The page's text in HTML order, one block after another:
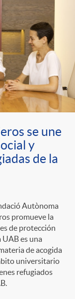
se une
y
de la
Autònoma
promueve la
de protección
es una
de acogida
universitario
refugiados